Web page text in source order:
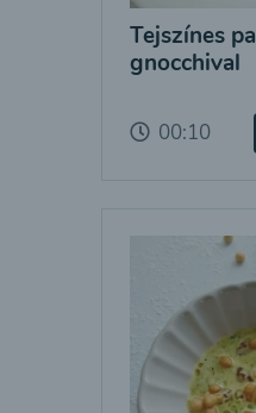
Tejszínes
gnocchival
00:10